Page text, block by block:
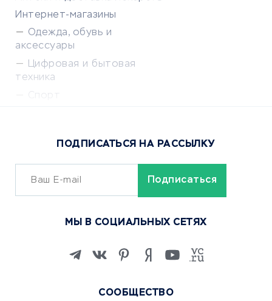
Интернет-магазины
Одежда, обувь и
аксессуары
Цифровая и бытовая
техника
Сервисы доставки
ОБУЧЕНИЕ И РАБОТА
Изучение иностранных
Маркетинг и продажи
СООБЩЕСТВО
ПОДПИСАТЬСЯ НА РАССЫЛКУ
МЫ В СОЦИАЛЬНЫХ СЕТЯХ